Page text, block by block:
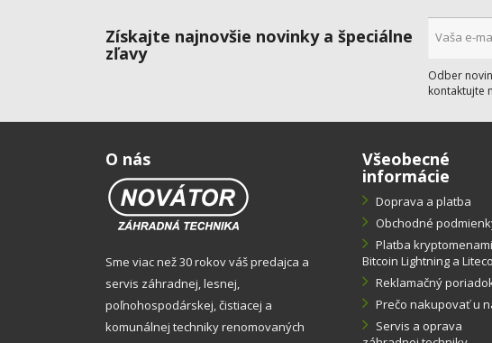
Získajte najnovšie novinky a špeciálne
zľavy
Odber
kontaktujte
O nás
Sme viac než 30 rokov váš predajca a
servis záhradnej, lesnej,
poľnohospodárskej, čistiacej a
komunálnej techniky renomovaných
Všeobecné
informácie
Doprava a platba
Obchodné
Platba kryptomenami
Bitcoin Lightning a
Reklamačný
Prečo nakupovať u
Servis a oprava